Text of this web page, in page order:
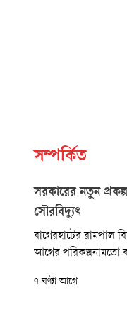
সম্পর্কিত
সরকারের নতুন
সৌরবিদ্যুৎ
বাগেরহাটের রামপাল
আগের পরিকল্পনামতো
সরকার। জ্বালানি ও
৭ ঘণ্টা আগে